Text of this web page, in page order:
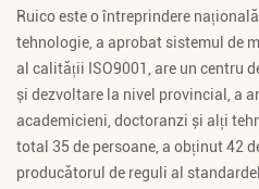
Ruico este o întreprindere
tehnologie, a aprobat sistemul de
al calității ISO9001, are un centru
și dezvoltare la nivel provincial, a
academicieni, doctoranzi și alți
total 35 de persoane, a obținut 42
producătorul de reguli al